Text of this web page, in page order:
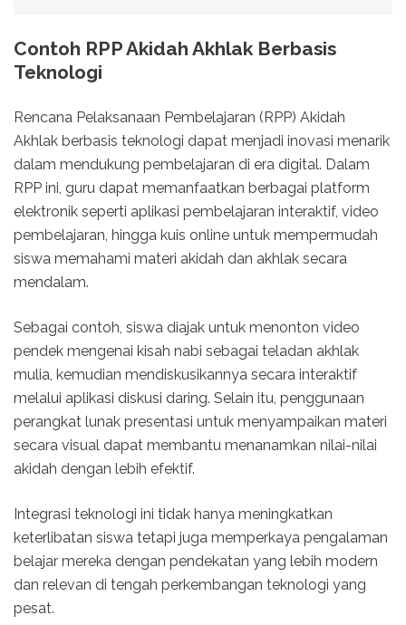
Contoh RPP Akidah Akhlak Berbasis
Teknologi
Rencana Pelaksanaan Pembelajaran (RPP) Akidah
Akhlak berbasis teknologi dapat menjadi inovasi menarik
dalam mendukung pembelajaran di era digital. Dalam
RPP ini, guru dapat memanfaatkan berbagai platform
elektronik seperti aplikasi pembelajaran interaktif, video
pembelajaran, hingga kuis online untuk mempermudah
siswa memahami materi akidah dan akhlak secara
mendalam.
Sebagai contoh, siswa diajak untuk menonton video
pendek mengenai kisah nabi sebagai teladan akhlak
mulia, kemudian mendiskusikannya secara interaktif
melalui aplikasi diskusi daring. Selain itu, penggunaan
perangkat lunak presentasi untuk menyampaikan materi
secara visual dapat membantu menanamkan nilai-nilai
akidah dengan lebih efektif.
Integrasi teknologi ini tidak hanya meningkatkan
keterlibatan siswa tetapi juga memperkaya pengalaman
belajar mereka dengan pendekatan yang lebih modern
dan relevan di tengah perkembangan teknologi yang
pesat.